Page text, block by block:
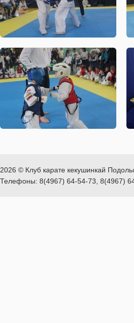
2026 © Клуб карате кекушинкай
Телефоны: 8(4967) 64-54-73, 8(4967)